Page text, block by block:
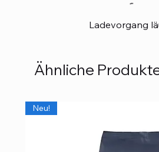
Ladevorgang
Ähnliche
Neu!